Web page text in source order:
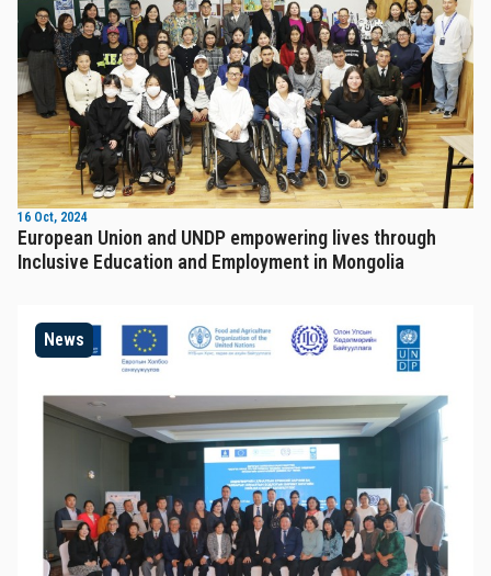
16 Oct, 2024
European Union and UNDP empowering lives through
Inclusive Education and Employment in Mongolia
News